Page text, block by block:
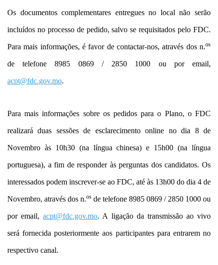
Os documentos complementares entregues no local não serão
incluídos no processo de pedido, salvo se requisitados pelo FDC.
Para mais informações, é favor de contactar-nos, através dos n.os
de telefone 8985 0869 / 2850 1000 ou por email,
acpt@fdc.gov.mo.
Para mais informações sobre os pedidos para o Plano, o FDC
realizará duas sessões de esclarecimento online no dia 8 de
Novembro às 10h30 (na língua chinesa) e 15h00 (na língua
portuguesa), a fim de responder às perguntas dos candidatos. Os
interessados podem inscrever-se ao FDC, até às 13h00 do dia 4 de
Novembro, através dos n.os de telefone 8985 0869 / 2850 1000 ou
por email,acpt@fdc.gov.mo. A ligação da transmissão ao vivo
será fornecida posteriormente aos participantes para entrarem no
respectivo canal.